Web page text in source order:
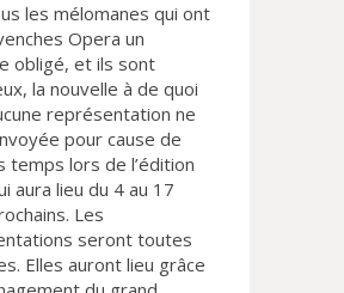
les mélomanes qui ont
Opera un
obligé, et ils sont
la nouvelle à de quoi
représentation ne
pour cause de
temps lors de l’édition
aura lieu du 4 au 17
Les
seront toutes
Elles auront lieu grâce